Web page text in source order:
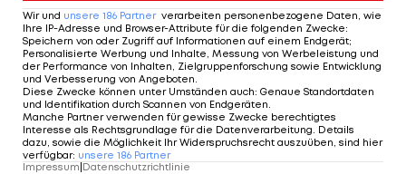
Wir und unsere 186 Partner verarbeiten personenbezogene Daten, wie
Ihre IP-Adresse und Browser-Attribute für die folgenden Zwecke:
Speichern von oder Zugriff auf Informationen auf einem Endgerät;
Personalisierte Werbung und Inhalte, Messung von Werbeleistung und
der Performance von Inhalten, Zielgruppenforschung sowie Entwicklung
und Verbesserung von Angeboten.
Diese Zwecke können unter Umständen auch: Genaue Standortdaten
und Identifikation durch Scannen von Endgeräten.
Manche Partner verwenden für gewisse Zwecke berechtigtes
Interesse als Rechtsgrundlage für die Datenverarbeitung. Details
dazu, sowie die Möglichkeit Ihr Widerspruchsrecht auszuüben, sind hier
verfügbar: unsere 186 Partner
Impressum Datenschutzrichtlinie